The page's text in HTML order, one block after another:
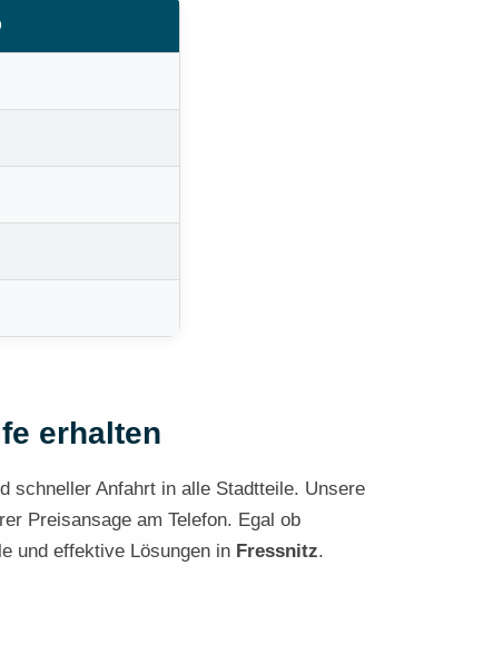
erhalten
schneller Anfahrt in alle Stadtteile. Unsere
Preisansage am Telefon. Egal ob
und effektive Lösungen in Fressnitz.